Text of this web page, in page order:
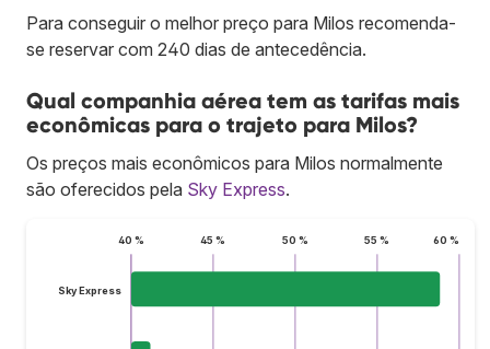
Para conseguir o melhor preço para Milos recomenda-
se reservar com 240 dias de antecedência.
Qual companhia aérea tem as tarifas mais
econômicas para o trajeto para Milos?
Os preços mais econômicos para Milos normalmente
são oferecidos pela Sky Express.
40 % 45 % 50 % 55 % 60 %
Sky Express